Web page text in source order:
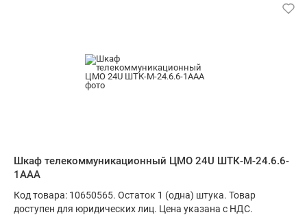
Шкаф телекоммуникационный ЦМО 24U ШТК-М-24.6.6-
1ААА
Код товара: 10650565. Остаток 1 (одна) штука. Товар
доступен для юридических лиц. Цена указана с НДС.